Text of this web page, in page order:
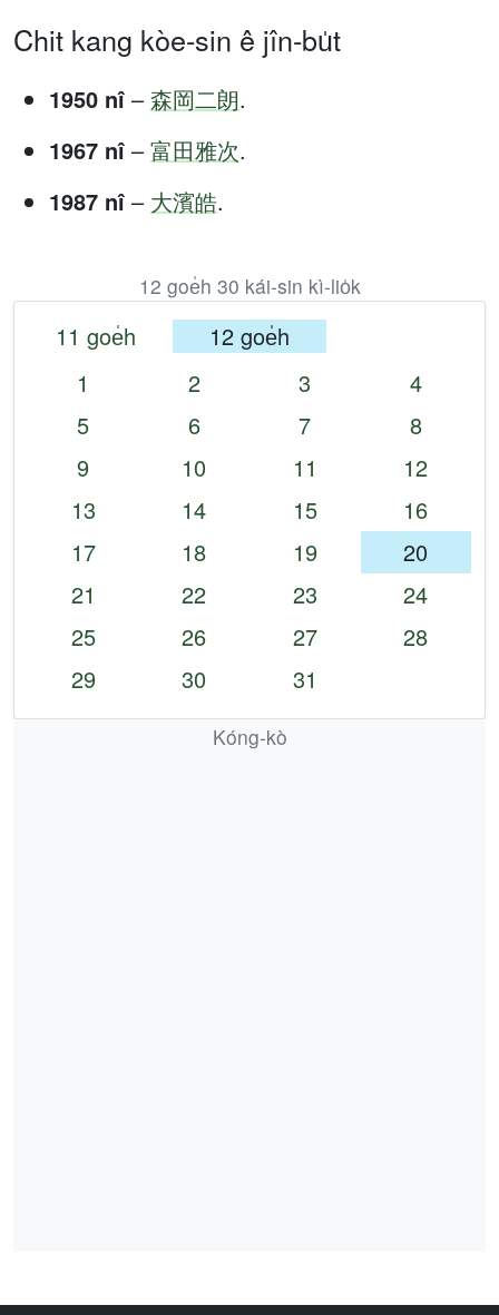
Chit kang kòe-sin ê jîn-bu̍t
1950 nî – 森岡二朗.
1967 nî – 富田雅次.
1987 nî – 大濱皓.
12 goe̍h 30 kái-sin kì-lio̍k
11 goe̍h
12 goe̍h
1
2 3
4
5
6 7
8
9
10 11
12
13
14 15
16
17
18 19
20
21
22 23
24
25
26 27
28
29
30 31
Kóng-kò